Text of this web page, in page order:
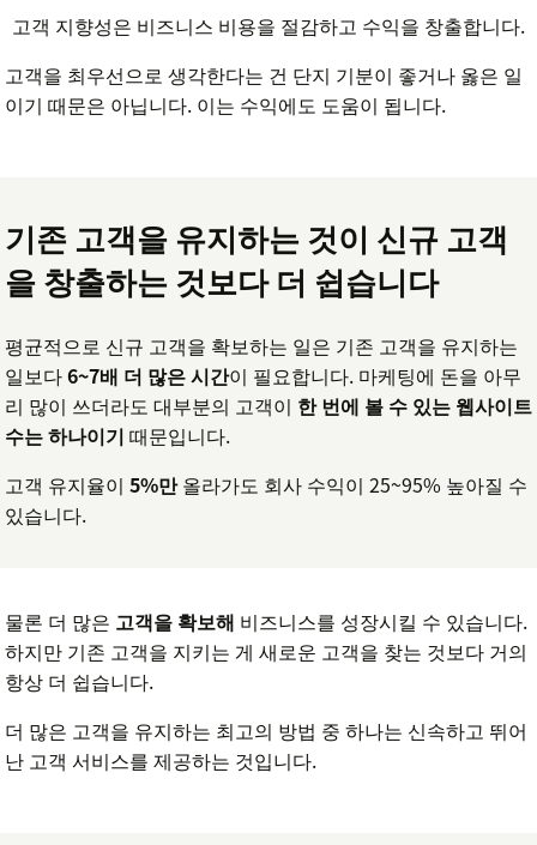
고객 지향성은 비즈니스 비용을 절감하고 수익을 창출합니다.
고객을 최우선으로 생각한다는 건 단지 기분이 좋거나 옳은 일
이기 때문은 아닙니다. 이는 수익에도 도움이 됩니다.
기존 고객을 유지하는 것이 신규 고객
을 창출하는 것보다 더 쉽습니다
평균적으로 신규 고객을 확보하는 일은 기존 고객을 유지하는
일보다6~7배 더 많은 시간이 필요합니다. 마케팅에 돈을 아무
리 많이 쓰더라도 대부분의 고객이 한 번에 볼 수 있는 웹사이트
수는 하나이기 때문입니다.
고객 유지율이 5%만올라가도 회사 수익이 25~95% 높아질 수
있습니다.
물론 더 많은 고객을 확보해 비즈니스를 성장시킬 수 있습니다.
하지만 기존 고객을 지키는 게 새로운 고객을 찾는 것보다 거의
항상 더 쉽습니다.
더 많은 고객을 유지하는 최고의 방법 중 하나는 신속하고 뛰어
난 고객 서비스를 제공하는 것입니다.